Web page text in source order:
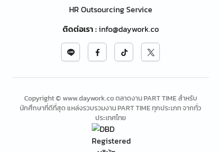
HR Outsourcing Service
ติดต่อเรา:info@daywork.co
Copyright © www.daywork.co ตลาดงาน PART TIME สำหรับ
นักศึกษาที่ดีที่สุด แหล่งรวบรวมงาน PART TIME ทุกประเภท จากทั่ว
ประเทศไทย